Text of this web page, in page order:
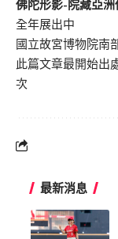
佛陀形影-院藏亞
全年展出中
國立故宮博物院南
此篇文章最開始出
次
最新消息